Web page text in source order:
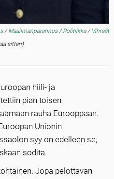
/Maailmanparannus/Politiikka/ Vihreät
sitten)
hiili- ja
pian toisen
rauha Eurooppaan.
Unionin
syy on edelleen se,
sodita.
Jopa pelottavan